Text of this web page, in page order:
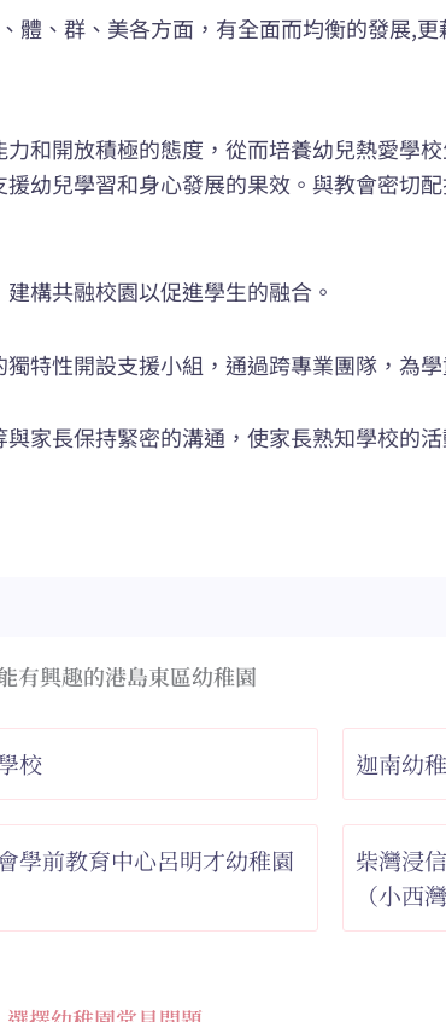
、群、美各方面，有全面而均衡的發展,
和開放積極的態度，從而培養幼兒熱愛學
幼兒學習和身心發展的果效。與教會密切
構共融校園以促進學生的融合。
特性開設支援小組，通過跨專業團隊，為學
家長保持緊密的溝通，使家長熟知學校的
有興趣的港島東區幼稚園
校 迦南幼
學前教育中心呂明才幼稚園
柴灣浸
（小西灣